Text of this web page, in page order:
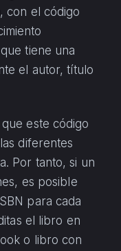
con el código
tiene una
el autor, título
este código
diferentes
Por tanto, si un
es posible
para cada
el libro en
o libro con